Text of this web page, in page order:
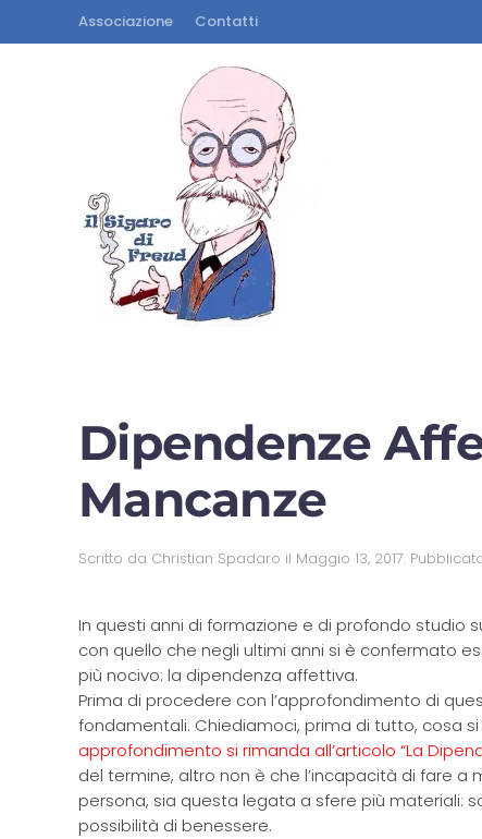
Associazione Contatti
Dipendenze
Mancanze
Scritto da Christian Spadaro il Maggio 13, 2017.
In questi anni di formazione e di profondo
con quello che negli ultimi anni si è confermato
più nocivo: la dipendenza affettiva.
Prima di procedere con l’approfondimento di
fondamentali. Chiediamoci, prima di tutto, cosa
approfondimento si rimanda all’articolo “La
del termine, altro non è che l’incapacità di fare
persona, sia questa legata a sfere più materiali:
possibilità di benessere.